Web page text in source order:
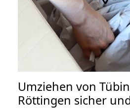
Umziehen von
Röttingen sicher